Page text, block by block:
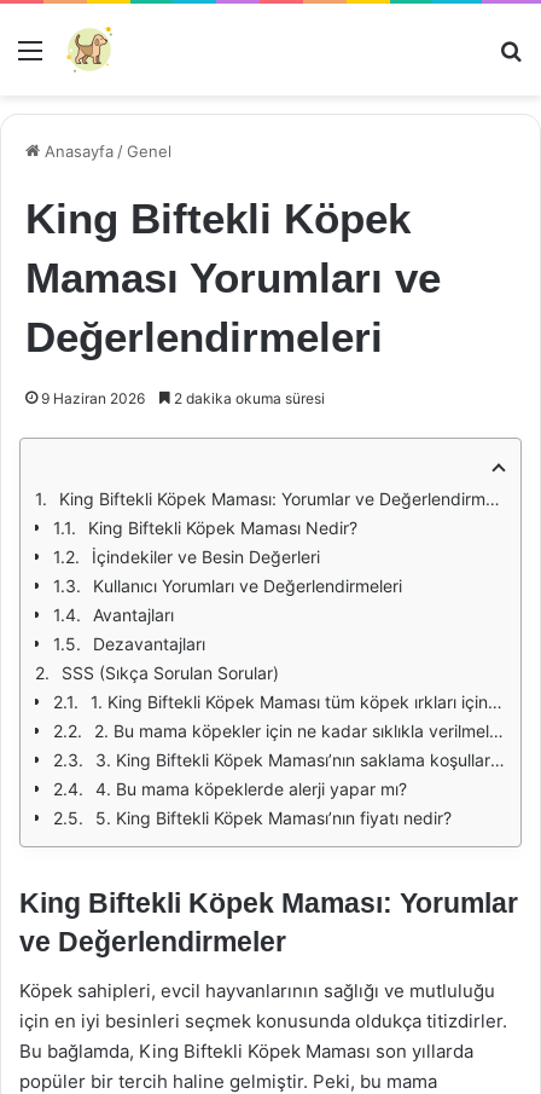
Menü
Anasayfa /Genel
King Biftekli Köpek
Maması Yorumları ve
Değerlendirmeleri
9 Haziran 2026 2 dakika okuma süresi
King Biftekli Köpek Maması: Yorumlar ve Değerlendirmeler
King Biftekli Köpek Maması Nedir?
İçindekiler ve Besin Değerleri
Kullanıcı Yorumları ve Değerlendirmeleri
Avantajları
Dezavantajları
SSS (Sıkça Sorulan Sorular)
1. King Biftekli Köpek Maması tüm köpek ırkları için uygun mudur?
2. Bu mama köpekler için ne kadar sıklıkla verilmelidir?
3. King Biftekli Köpek Maması’nın saklama koşulları nelerdir?
4. Bu mama köpeklerde alerji yapar mı?
5. King Biftekli Köpek Maması’nın fiyatı nedir?
King Biftekli Köpek Maması: Yorumlar
ve Değerlendirmeler
Köpek sahipleri, evcil hayvanlarının sağlığı ve mutluluğu
için en iyi besinleri seçmek konusunda oldukça titizdirler.
Bu bağlamda, King Biftekli Köpek Maması son yıllarda
popüler bir tercih haline gelmiştir. Peki, bu mama